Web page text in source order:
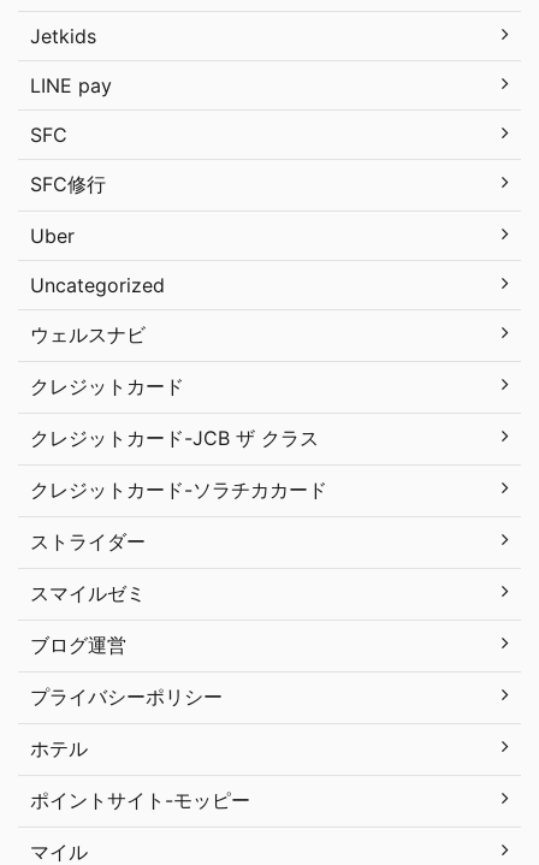
Jetkids
LINE pay
SFC
SFC修行
Uber
Uncategorized
ウェルスナビ
クレジットカード
クレジットカード-JCB ザ クラス
クレジットカード-ソラチカカード
ストライダー
スマイルゼミ
ブログ運営
プライバシーポリシー
ホテル
ポイントサイト-モッピー
マイル